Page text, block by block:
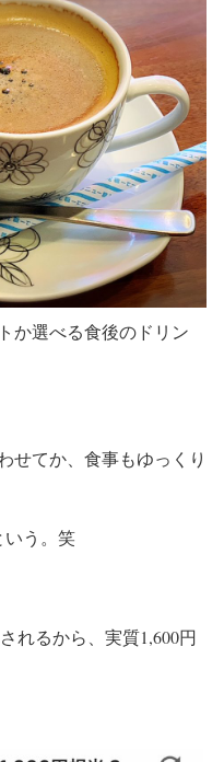
か選べる食後のドリン
せてか、食事もゆっくり
いう。笑
れるから、実質1,600円